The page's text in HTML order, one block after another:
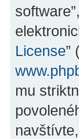
License”
mu